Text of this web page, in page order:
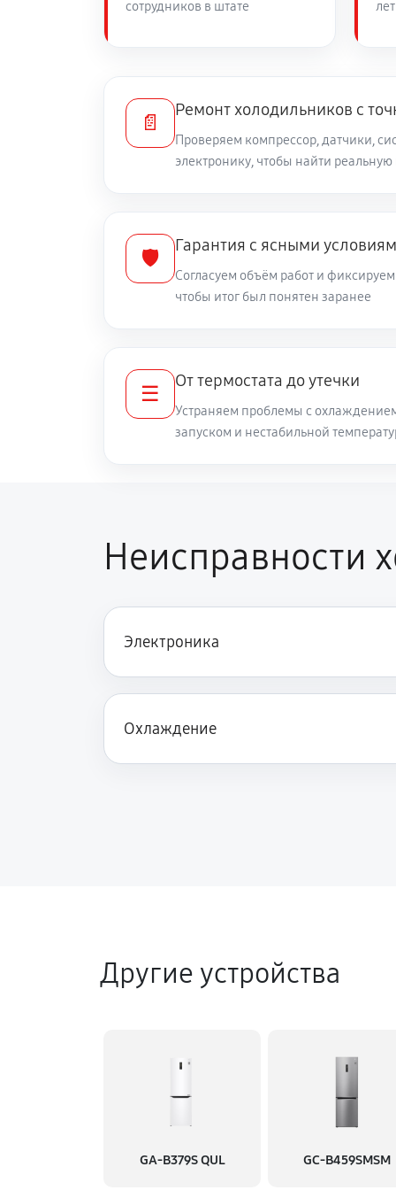
сотрудников в штате
📄
Ремонт холодильников с
Проверяем компрессор, датчики,
электронику, чтобы найти
🛡️
Гарантия с ясными
Согласуем объём работ и
чтобы итог был понятен заранее
☰
От термостата до утечки
Устраняем проблемы с
запуском и нестабильной
Неисправности
Электроника
Охлаждение
Другие устройства
GA-B379S QUL GC-B459SMSM